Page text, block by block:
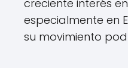
creciente interés
especialmente en
su movimiento